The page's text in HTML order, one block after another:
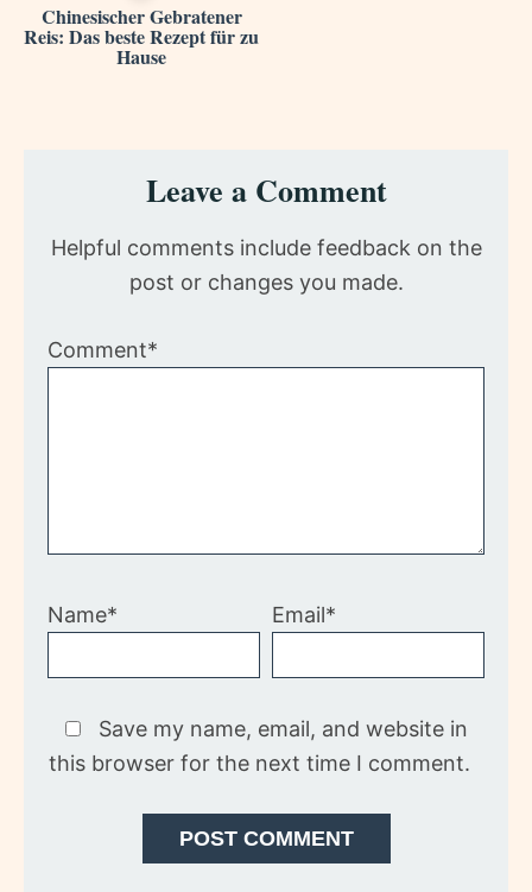
Chinesischer Gebratener
Reis: Das beste Rezept für zu
Hause
InteractionsLeave a Comment
Helpful comments include feedback on the
post or changes you made.
Comment*
Name* Email*
Save my name, email, and website in
this browser for the next time I comment.